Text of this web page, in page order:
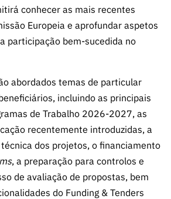
conhecer as mais recentes
Europeia e aprofundar aspetos
participação bem-sucedida no
abordados temas de particular
incluindo as principais
de Trabalho 2026-2027, as
recentemente introduzidas, a
dos projetos, o financiamento
, a preparação para controlos e
de avaliação de propostas, bem
do Funding & Tenders